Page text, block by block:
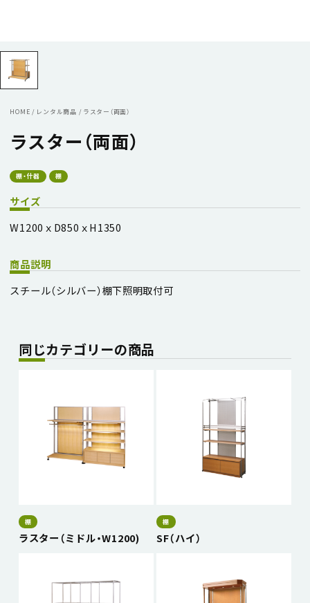
HOME / レンタル商品 / ラスター（両面）
ラスター（両面）
棚・什器 棚
サイズ
W1200ｘD850ｘH1350
商品説明
スチール（シルバー）棚下照明取付可
同じカテゴリーの商品
棚
ラスター（ミドル・W1200)
棚
SF（ハイ）